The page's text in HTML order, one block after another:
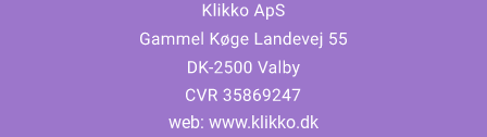
web: www.klikko.dk